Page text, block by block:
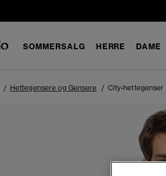
SOMMERSALG HERRE DAME
Hettegensere og Gensere City-hettegenser